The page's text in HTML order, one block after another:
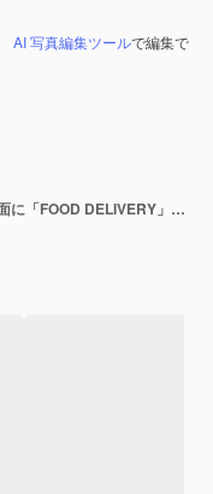
AI 写真編集ツールで編集で
食品配達のコンセプトです。スマホ画面に「FOOD DELIVERY」の文字。スマホ技術で食品を注文。